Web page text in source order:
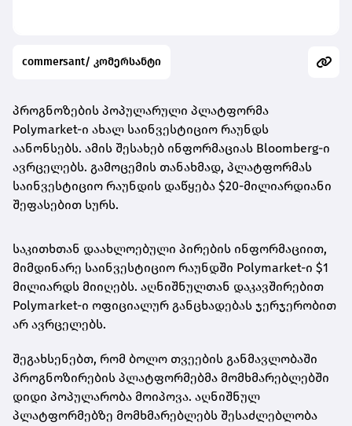
commersant/ კომერსანტი
პროგნოზების პოპულარული პლატფორმა
Polymarket-ი ახალ საინვესტიციო რაუნდს
აანონსებს. ამის შესახებ ინფორმაციას Bloomberg-ი
ავრცელებს. გამოცემის თანახმად, პლატფორმას
საინვესტიციო რაუნდის დაწყება $20-მილიარდიანი
შეფასებით სურს.
საკითხთან დაახლოებული პირების ინფორმაციით,
მიმდინარე საინვესტიციო რაუნდში Polymarket-ი $1
მილიარდს მიიღებს. აღნიშნულთან დაკავშირებით
Polymarket-ი ოფიციალურ განცხადებას ჯერჯერობით
არ ავრცელებს.
შეგახსენებთ, რომ ბოლო თვეების განმავლობაში
პროგნოზირების პლატფორმებმა მომხმარებლებში
დიდი პოპულარობა მოიპოვა. აღნიშნულ
პლატფორმებზე მომხმარებლებს შესაძლებლობა